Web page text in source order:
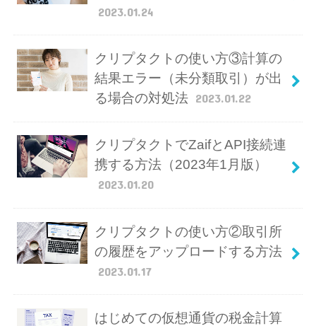
2023.01.24
クリプタクトの使い方③計算の
結果エラー（未分類取引）が出
る場合の対処法 2023.01.22
クリプタクトでZaifとAPI接続連
携する方法（2023年1月版）
2023.01.20
クリプタクトの使い方②取引所
の履歴をアップロードする方法
2023.01.17
はじめての仮想通貨の税金計算